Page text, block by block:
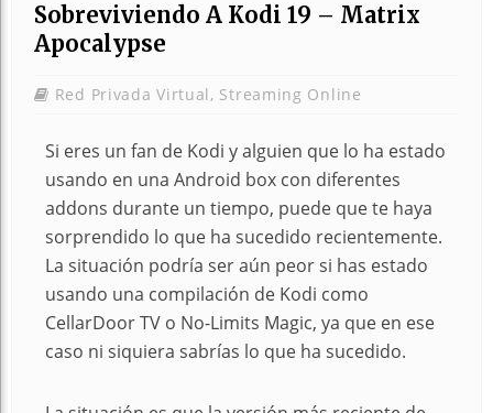
Sobreviviendo A Kodi 19 – Matrix
Apocalypse
Red Privada Virtual, Streaming Online
Si eres un fan de Kodi y alguien que lo ha estado
usando en una Android box con diferentes
addons durante un tiempo, puede que te haya
sorprendido lo que ha sucedido recientemente.
La situación podría ser aún peor si has estado
usando una compilación de Kodi como
CellarDoor TV o No-Limits Magic, ya que en ese
caso ni siquiera sabrías lo que ha sucedido.